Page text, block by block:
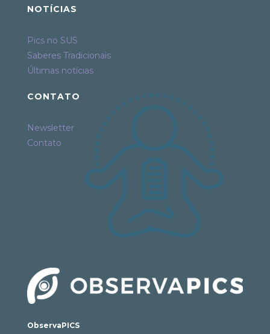
NOTÍCIAS
Pics no SUS
Saberes Tradicionais
Últimas notícias
CONTATO
Newsletter
Contato
ObservaPICS